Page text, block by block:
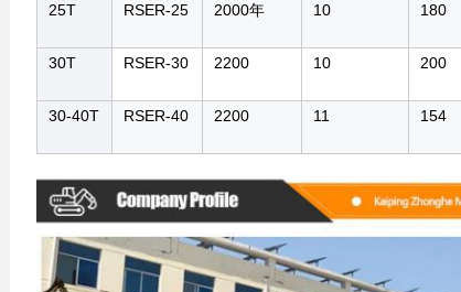
25T RSER-25 2000年 10 180
30T RSER-30 2200 10 200
30-40T RSER-40 2200 11 154